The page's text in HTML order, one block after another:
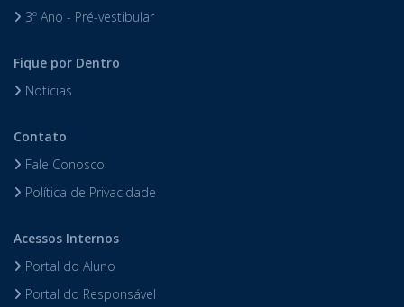
3º Ano - Pré-vestibular
Fique por Dentro
Notícias
Contato
Fale Conosco
Política de Privacidade
Acessos Internos
Portal do Aluno
Portal do Responsável